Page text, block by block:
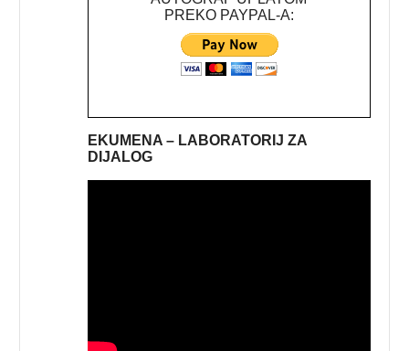
PREKO PAYPAL-A:
EKUMENA – LABORATORIJ ZA
DIJALOG